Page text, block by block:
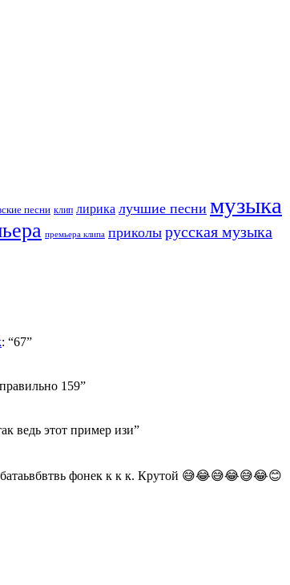
песни клип лирика лучшие песни музыка
премьера клипа приколы русская музыка
: “67”
159”
ведь этот пример изи”
фонек к к к. Крутой 😅😂😅😂😅😂😊